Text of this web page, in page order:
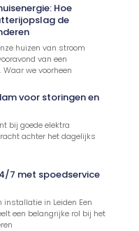
Hoe
de
huizen van stroom
van een
we voorheen
voor storingen en
bij goede elektra
achter het dagelijks
7 met spoedservice
installatie in Leiden Een
een belangrijke rol bij het